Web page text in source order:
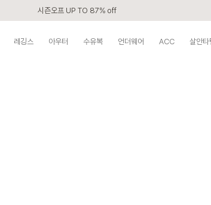
시즌오프 UP TO 87% off
레깅스 아우터 수유복 언더웨어 ACC
살안